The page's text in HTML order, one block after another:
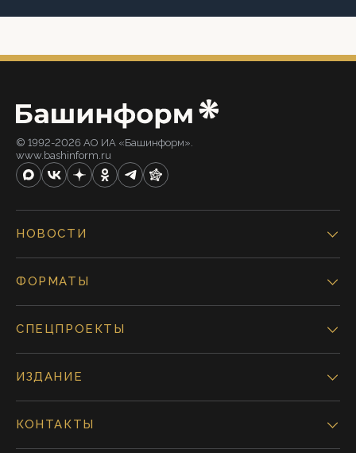
© 1992-2026 АО ИА «Башинформ».
www.bashinform.ru
НОВОСТИ
ФОРМАТЫ
СПЕЦПРОЕКТЫ
ИЗДАНИЕ
КОНТАКТЫ